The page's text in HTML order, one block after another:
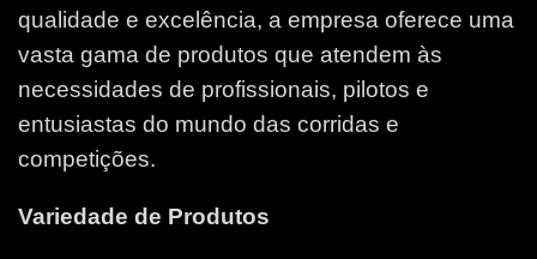
qualidade e excelência, a empresa oferece uma
vasta gama de produtos que atendem às
necessidades de profissionais, pilotos e
entusiastas do mundo das corridas e
competições.
Variedade de Produtos